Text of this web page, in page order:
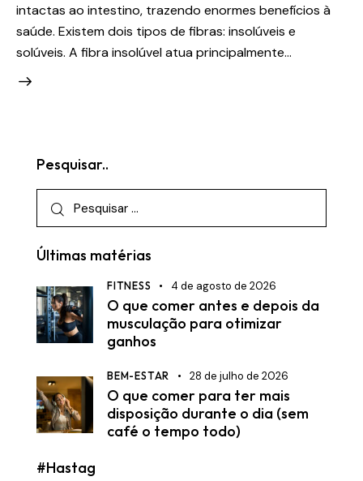
intactas ao intestino, trazendo enormes benefícios à
saúde. Existem dois tipos de fibras: insolúveis e
solúveis. A fibra insolúvel atua principalmente…
Pesquisar..
Pesquisar
por:
Últimas matérias
FITNESS 4 de agosto de 2026
O que comer antes e depois da
musculação para otimizar
ganhos
BEM-ESTAR 28 de julho de 2026
O que comer para ter mais
disposição durante o dia (sem
café o tempo todo)
#Hastag